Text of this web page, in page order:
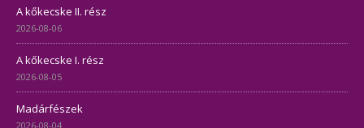
A kőkecske II. rész
2026-08-06
A kőkecske I. rész
2026-08-05
Madárfészek
2026-08-04